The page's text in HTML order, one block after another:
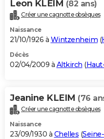
Leon KLEIM (82 ans)
Créer une cagnotte obsèques
Naissance
21/10/1926 à Wintzenheim (
Décès
02/04/2009 à Altkirch (
Jeanine KLEIM (76
Créer une cagnotte obsèques
Naissance
23/09/1930 à Chelles (